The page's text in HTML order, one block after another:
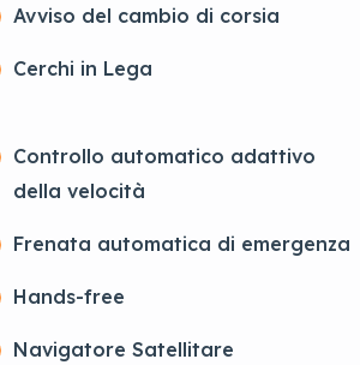
Avviso del cambio di corsia
Cerchi in Lega
Controllo automatico adattivo
della velocità
Frenata automatica di emergenza
Hands-free
Navigatore Satellitare